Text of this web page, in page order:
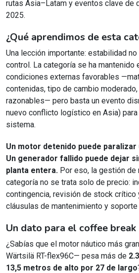
rutas Asia–Latam y eventos clave de
2025.
¿Qué aprendimos de esta
Una lección importante: estabilidad
control. La categoría se ha mantenido
condiciones externas favorables
contenidas, tipo de cambio
razonables— pero basta un evento
nuevo conflicto logístico en Asia)
sistema.
Un motor detenido puede paralizar
Un generador fallido puede dejar
planta entera. Por eso, la gestión
categoría no se trata solo de precio:
contingencia, revisión de stock crítico
cláusulas de mantenimiento y
Un dato para el coffee break
¿Sabías que el motor náutico más
Wärtsilä RT-flex96C— pesa más de
13,5 metros de alto por 27 de largo